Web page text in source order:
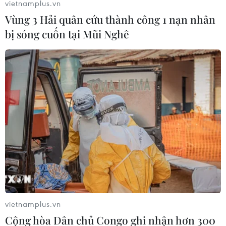
Dự thảo Nghị quyết thí điểm một số cơ
chế đặc thù cho Buôn Ma Thuột
07/11/2022 02:42
Sáng 7/11, Quốc hội nghe trình bày Tờ trình, Báo cáo
thẩm tra dự án Luật Đấu thầu (sửa đổi) và thảo luận về
dự thảo Nghị quyết thí điểm một số cơ chế, chính sách
đặc thù phát triển TP Buôn Ma Thuột.
vietnamplus.vn
Vùng 3 Hải quân cứu thành công 1 nạn nhân
bị sóng cuốn tại Mũi Nghê
vietnamplus.vn
Cộng hòa Dân chủ Congo ghi nhận hơn 300